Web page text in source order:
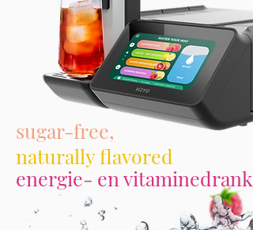
sugar-free,
naturally flavored
energie- en